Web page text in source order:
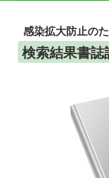
感染拡大防止の
検索結果書誌